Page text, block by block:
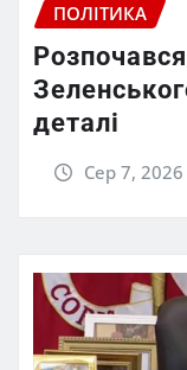
ПОЛІТИКА
деталі
Сер 7, 2026